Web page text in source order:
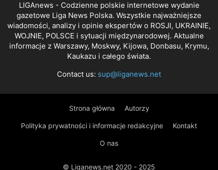
LIGAnews - Codzienne polskie internetowe wydanie
gazetowe Liga News Polska. Wszystkie najważniejsze
wiadomości, analizy i opinie ekspertów o ROSJI, UKRAINIE,
WOJNIE, POLSCE i sytuacji międzynarodowej. Aktualne
informacje z Warszawy, Moskwy, Kijowa, Donbasu, Krymu,
Kaukazu i całego świata.
Contact us: sup@liganews.net
Strona główna Autorzy
Polityka prywatności i informacje redakcyjne Kontakt
O nas
© Liganews.net 2020 - 2025